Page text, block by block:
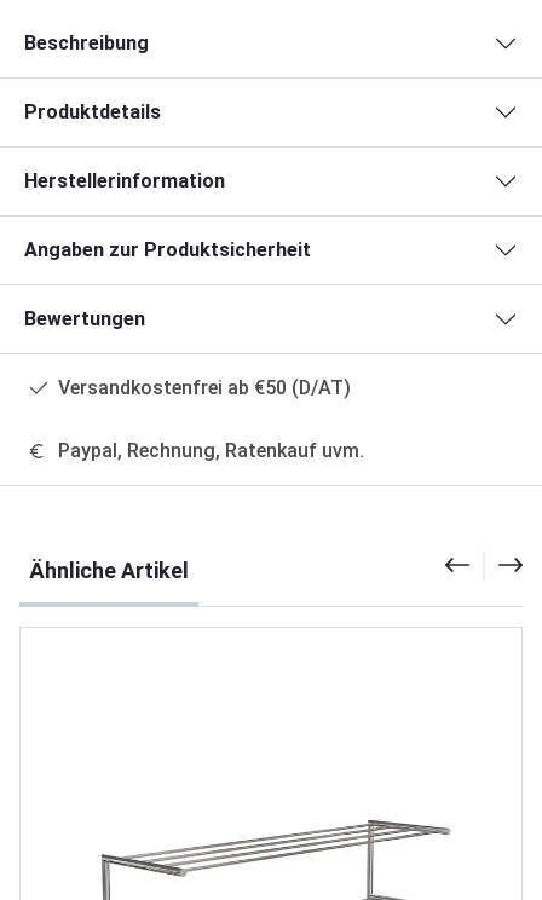
Beschreibung
Produktdetails
Herstellerinformation
Angaben zur Produktsicherheit
Bewertungen
Versandkostenfrei ab €50 (D/AT)
Paypal, Rechnung, Ratenkauf uvm.
Ähnliche Artikel